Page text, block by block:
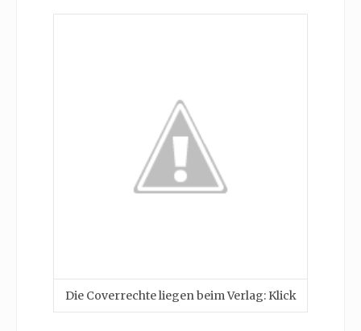
Die Coverrechte liegen beim Verlag: Klick